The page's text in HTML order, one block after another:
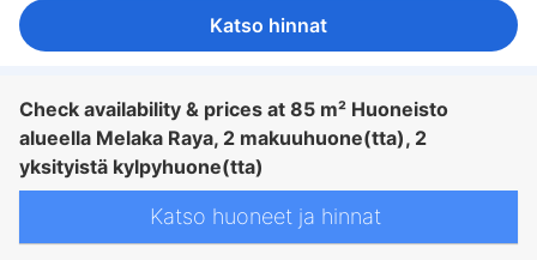
Katso hinnat
Check availability & prices at 85 m² Huoneisto
alueella Melaka Raya, 2 makuuhuone(tta), 2
yksityistä kylpyhuone(tta)
Katso huoneet ja hinnat